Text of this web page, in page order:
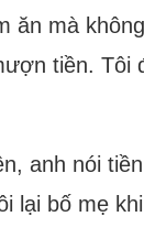
mà
tiền. Tôi
anh nói
lại bố mẹ